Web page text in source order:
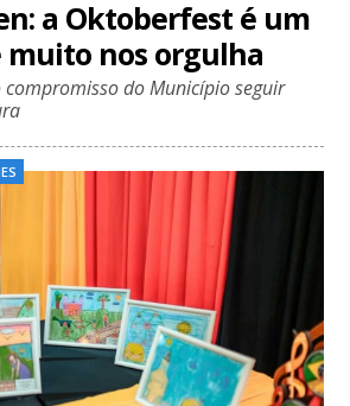
a Oktoberfest é um
nos orgulha
do Município seguir